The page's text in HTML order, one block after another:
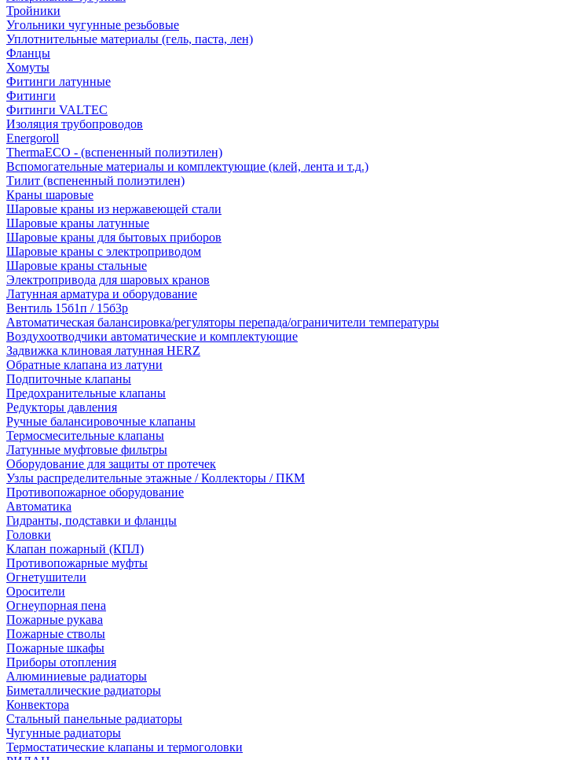
Тройники
Угольники чугунные резьбовые
Уплотнительные материалы (гель, паста, лен)
Фланцы
Хомуты
Фитинги латунные
Фитинги
Фитинги VALTEC
Изоляция трубопроводов
Energoroll
ThermaECO - (вспененный полиэтилен)
Вспомогательные материалы и комплектующие (клей, лента и т.д.)
Тилит (вспененный полиэтилен)
Краны шаровые
Шаровые краны из нержавеющей стали
Шаровые краны латунные
Шаровые краны для бытовых приборов
Шаровые краны с электроприводом
Шаровые краны стальные
Электропривода для шаровых кранов
Латунная арматура и оборудование
Вентиль 15б1п / 15б3р
Автоматическая балансировка/регуляторы перепада/ограничители температуры
Воздухоотводчики автоматические и комплектующие
Задвижка клиновая латунная HERZ
Обратные клапана из латуни
Подпиточные клапаны
Предохранительные клапаны
Редукторы давления
Ручные балансировочные клапаны
Термосмесительные клапаны
Латунные муфтовые фильтры
Оборудование для защиты от протечек
Узлы распределительные этажные / Коллекторы / ПКМ
Противопожарное оборудование
Автоматика
Гидранты, подставки и фланцы
Головки
Клапан пожарный (КПЛ)
Противопожарные муфты
Огнетушители
Оросители
Огнеупорная пена
Пожарные рукава
Пожарные стволы
Пожарные шкафы
Приборы отопления
Алюминиевые радиаторы
Биметаллические радиаторы
Конвектора
Стальный панельные радиаторы
Чугунные радиаторы
Термостатические клапаны и термоголовки